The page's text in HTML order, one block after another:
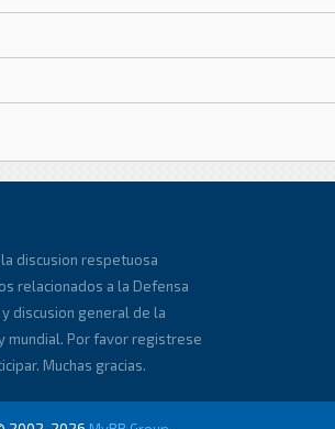
discusion respetuosa
relacionados a la Defensa
discusion general de la
mundial. Por favor registrese
Muchas gracias.